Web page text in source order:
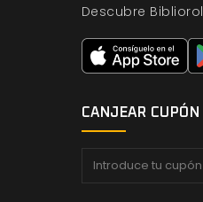
Descubre Bibliorol
CANJEAR CUPÓN